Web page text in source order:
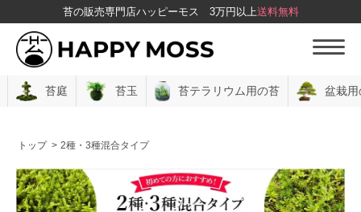
苔の販売専門店ハッピーモス 3万円以上送料無料
苔庭 苔玉 苔テラリウム用の苔 盆栽
トップ > 2種・3種混合タイプ